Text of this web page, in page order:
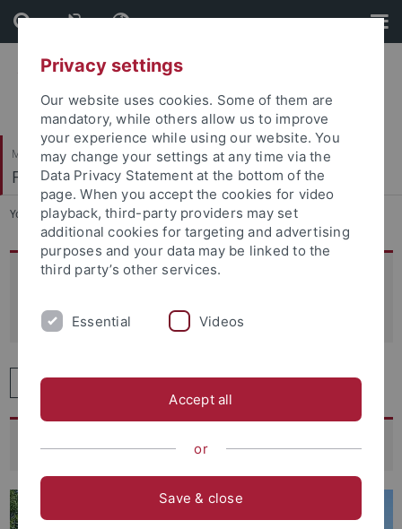
Skip
to
content
Skip
to
footer
Mathematisch-Naturwissenschaftliche Fakultät
Fachbereich Informatik
You are here: Startseite ... Standorte
Standorte des Fachbereichs
Informatik
Sand MVL1 MVL6
Standort Sand
Privacy settings
Our website uses cookies. Some of them are
mandatory, while others allow us to improve
your experience while using our website. You
may change your settings at any time via the
Data Privacy Statement at the bottom of the
page. When you accept the cookies for video
playback, third-party providers may set
additional cookies for targeting and advertising
purposes and your data may be linked to the
third party’s other services.
Essential Videos
Accept all
or
Save & close